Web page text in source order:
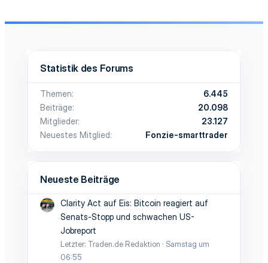
Statistik des Forums
Themen
6.445
Beiträge
20.098
Mitglieder
23.127
Neuestes Mitglied
Fonzie-smarttrader
Neueste Beiträge
Clarity Act auf Eis: Bitcoin reagiert auf
Senats-Stopp und schwachen US-
Jobreport
Letzter: Traden.de Redaktion
Samstag um
06:55